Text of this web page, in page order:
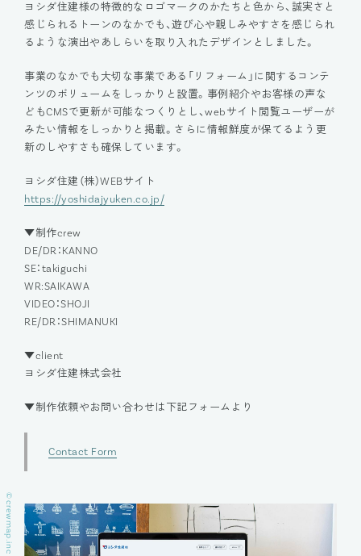
ヨシダ住建様の特徴的なロゴマークのかたちと色から、誠実さと
感じられるトーンのなかでも、遊び心や親しみやすさを感じられ
るような演出やあしらいを取り入れたデザインとしました。
事業のなかでも大切な事業である「リフォーム」に関するコンテ
ンツのボリュームをしっかりと設置。事例紹介やお客様の声な
どもCMSで更新が可能なつくりとし、webサイト閲覧ユーザーが
みたい情報をしっかりと掲載。さらに情報鮮度が保てるよう更
新のしやすさも確保しています。
ヨシダ住建（株）WEBサイト
https://yoshidajyuken.co.jp/
▼制作crew
DE/DR：KANNO
SE：takiguchi
WR:SAIKAWA
VIDEO：SHOJI
RE/DR：SHIMANUKI
▼client
ヨシダ住建株式会社
▼制作依頼やお問い合わせは下記フォームより
Contact Form
©
crewmap.inc